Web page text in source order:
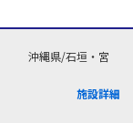
沖縄県/石垣・宮
施設詳細